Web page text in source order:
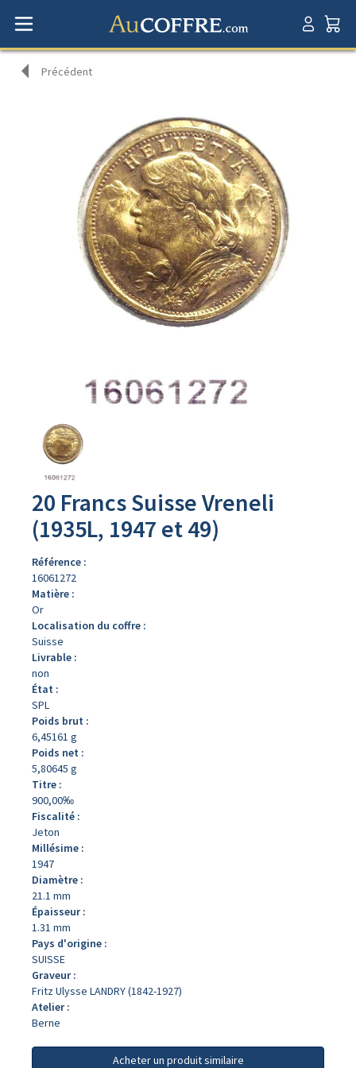
Précédent
produit
20 Francs Suisse Vreneli
(1935L, 1947 et 49)
Référence :
16061272
Matière :
Or
Localisation du coffre :
Suisse
Livrable :
non
État :
SPL
Poids brut :
6,45161 g
Poids net :
5,80645 g
Titre :
900,00‰
Fiscalité :
Jeton
Millésime :
1947
Diamètre :
21.1 mm
Épaisseur :
1.31 mm
Pays d'origine :
SUISSE
Graveur :
Fritz Ulysse LANDRY (1842-1927)
Atelier :
Berne
Acheter un produit similaire